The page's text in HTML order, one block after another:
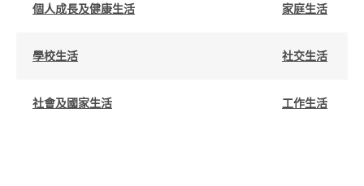
個人成長及健康生活 家庭生活
學校生活 社交生活
社會及國家生活 工作生活